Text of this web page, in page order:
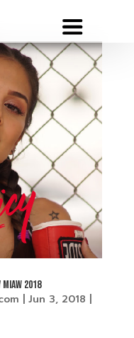
2018
| Jun 3, 2018 |